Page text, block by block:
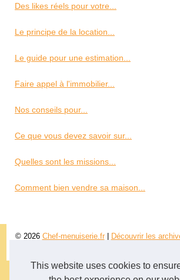
This website uses cookies to
Des likes réels pour votre...
Le principe de la location...
Le guide pour une estimation...
Faire appel à l'immobilier...
Nos conseils pour...
Ce que vous devez savoir sur...
Quelles sont les missions...
Comment bien vendre sa maison...
© 2026 Chef-menuiserie.fr| Découvrir les